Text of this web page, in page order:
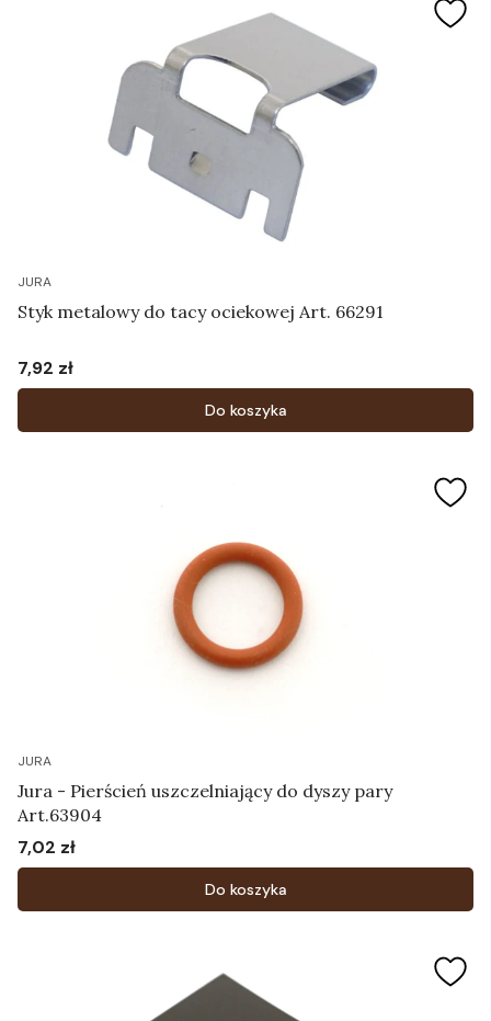
JURA
Styk metalowy do tacy ociekowej Art. 66291
Cena
7,92 zł
Do koszyka
JURA
Jura - Pierścień uszczelniający do dyszy pary
Art.63904
Cena
7,02 zł
Do koszyka